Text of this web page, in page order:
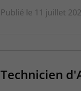
Publié le 11 juillet
Technicien